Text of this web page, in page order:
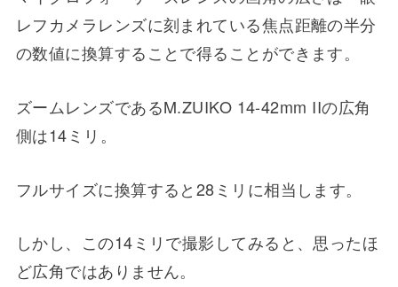
レフカメラレンズに刻まれている焦点距離の半分
の数値に換算することで得ることができます。
ズームレンズであるM.ZUIKO 14-42mm IIの広角
側は14ミリ。
フルサイズに換算すると28ミリに相当します。
しかし、この14ミリで撮影してみると、思ったほ
ど広角ではありません。